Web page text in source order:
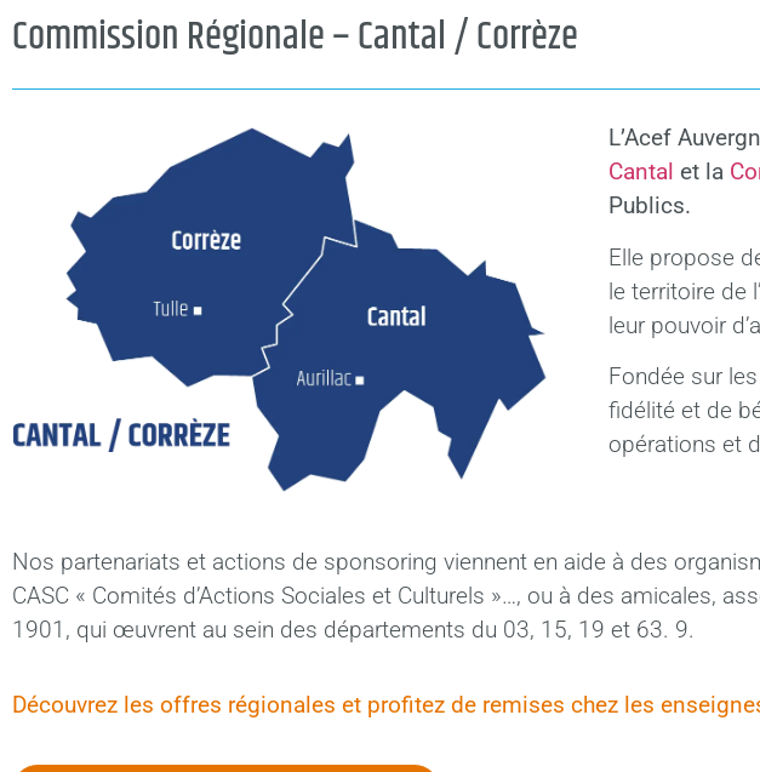
Commission Régionale – Cantal / Corrèze
L’Acef
Cantal et la
Publics.
Elle propose
le territoire de
leur pouvoir
Fondée sur
fidélité et de
opérations et
Nos partenariats et actions de sponsoring viennent en aide à des
CASC « Comités d’Actions Sociales et Culturels »…, ou à des amicales,
1901, qui œuvrent au sein des départements du 03, 15, 19 et 63. 9.
Découvrez les offres régionales et profitez de remises chez les